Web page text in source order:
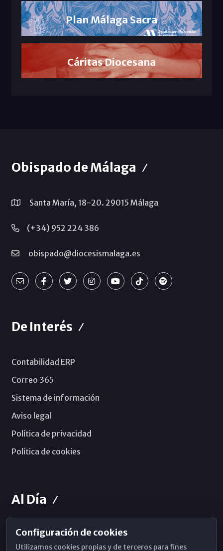
Plan Málaga Sacra
Cáritas Diocesana
Obispado de Málaga
Santa María, 18-20. 29015 Málaga
(+34) 952 224 386
obispado@diocesismalaga.es
De Interés
Contabilidad ERP
Correo 365
Sistema de información
Aviso legal
Política de privacidad
Política de cookies
Al Día
Horarios de Misa
Configuración de cookies
Utilizamos cookies propias y de terceros para fines